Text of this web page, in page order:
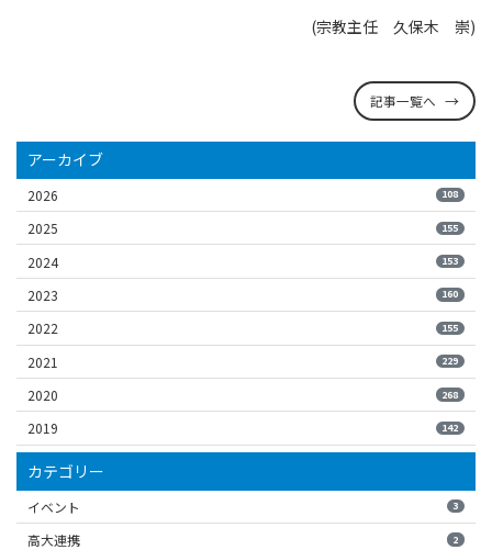
(宗教主任 久保木 崇)
記事一覧へ
アーカイブ
2026 108
2025 155
2024 153
2023 160
2022 155
2021 229
2020 268
2019 142
カテゴリー
イベント 3
高大連携 2